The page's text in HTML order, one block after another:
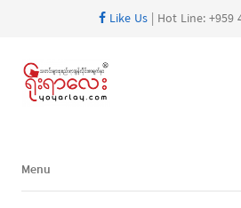
Like Us| Hot Line: +959
Menu
Menu